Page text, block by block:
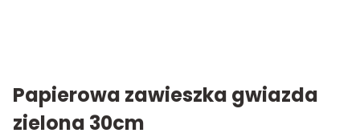
Papierowa zawieszka gwiazda
zielona 30cm